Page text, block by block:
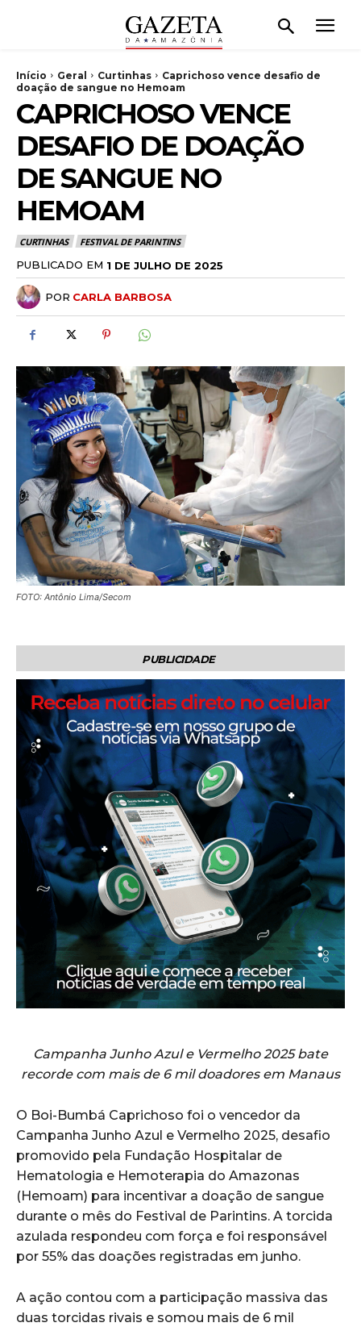
Início Geral Curtinhas
Caprichoso vence desafio de
doação de sangue no Hemoam
CAPRICHOSO VENCE
DESAFIO DE DOAÇÃO
DE SANGUE NO
HEMOAM
CURTINHAS FESTIVAL DE PARINTINS
PUBLICADO EM 1 DE JULHO DE 2025
POR CARLA BARBOSA
FOTO: Antônio Lima/Secom
PUBLICIDADE
Campanha Junho Azul e Vermelho 2025 bate
recorde com mais de 6 mil doadores em Manaus
O Boi-Bumbá Caprichoso foi o vencedor da
Campanha Junho Azul e Vermelho 2025, desafio
promovido pela Fundação Hospitalar de
Hematologia e Hemoterapia do Amazonas
(Hemoam) para incentivar a doação de sangue
durante o mês do Festival de Parintins. A torcida
azulada respondeu com força e foi responsável
por 55% das doações registradas em junho.
A ação contou com a participação massiva das
duas torcidas rivais e somou mais de 6 mil